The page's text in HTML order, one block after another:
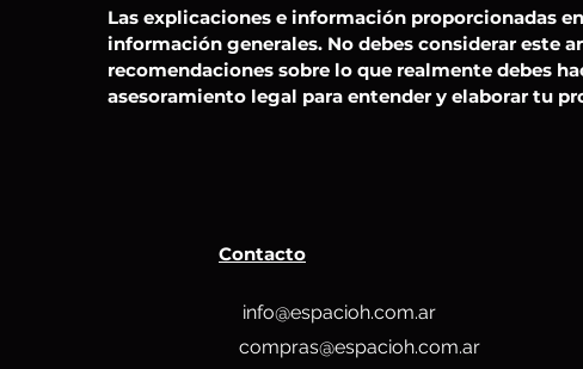
Las explicaciones e información proporcionadas
información generales. No debes considerar este
recomendaciones sobre lo que realmente debes
asesoramiento legal para entender y elaborar tu
Contacto
info@espacioh.com.ar
compras@espacioh.com.ar